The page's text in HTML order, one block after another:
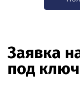
Заявка
под ключ